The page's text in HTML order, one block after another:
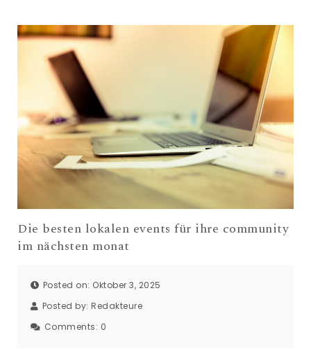
Die besten lokalen events für ihre community
im nächsten monat
Posted on: Oktober 3, 2025
Posted by: Redakteure
Comments: 0